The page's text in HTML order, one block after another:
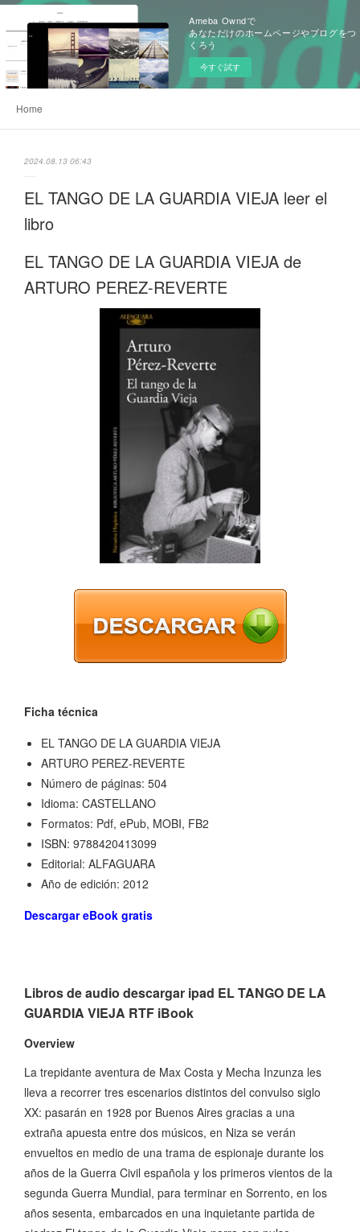
Ameba Owndで
あなただけのホームページやブログをつ
くろう
今すぐ試す
Home
2024.08.13 06:43
EL TANGO DE LA GUARDIA VIEJA leer el
libro
EL TANGO DE LA GUARDIA VIEJA de
ARTURO PEREZ-REVERTE
Ficha técnica
EL TANGO DE LA GUARDIA VIEJA
ARTURO PEREZ-REVERTE
Número de páginas: 504
Idioma: CASTELLANO
Formatos: Pdf, ePub, MOBI, FB2
ISBN: 9788420413099
Editorial: ALFAGUARA
Año de edición: 2012
Descargar eBook gratis
Libros de audio descargar ipad EL TANGO DE LA
GUARDIA VIEJA RTF iBook
Overview
La trepidante aventura de Max Costa y Mecha Inzunza les
lleva a recorrer tres escenarios distintos del convulso siglo
XX: pasarán en 1928 por Buenos Aires gracias a una
extraña apuesta entre dos músicos, en Niza se verán
envueltos en medio de una trama de espionaje durante los
años de la Guerra Civil española y los primeros vientos de la
segunda Guerra Mundial, para terminar en Sorrento, en los
años sesenta, embarcados en una inquietante partida de